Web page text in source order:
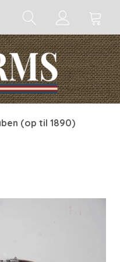
(op til 1890)